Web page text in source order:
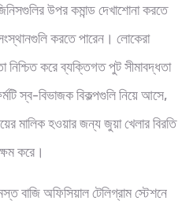
উপর কমান্ড দেখাশোনা করতে
করতে পারেন। লোকেরা
নিশ্চিত করে ব্যক্তিগত পুট সীমাবদ্ধতা
স্ব-বিভাজক বিকল্পগুলি নিয়ে আসে,
মালিক হওয়ার জন্য জুয়া খেলার বিরতি
করে।
বাজি অফিসিয়াল টেলিগ্রাম স্টেশনে